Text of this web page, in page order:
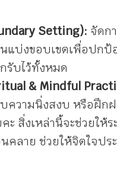
Setting): จัดก
แบ่งขอบเขตเพื่อปกป้
รับไว้ทั้งหมด
& Mindful
ความนิ่งสงบ หรือฝึก
ะ สิ่งเหล่านี้จะช่วยให้
คลาย ช่วยให้จิตใจป